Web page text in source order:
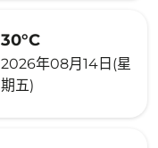
30°C
2026年08月14日(星
期五)